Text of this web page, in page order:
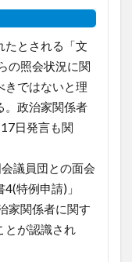
たとされる「文
の照会状況に関
きではないと理
。政治家関係者
日発言も関
議員団との面会
特例申請)」
家関係者に関す
とが認識され